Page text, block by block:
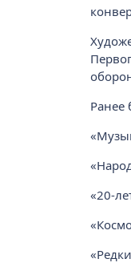
Ранее
«20-